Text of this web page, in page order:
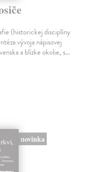
(historickej disciplíny
vývoja nápisovej
a blízke okolie, s…
novinka